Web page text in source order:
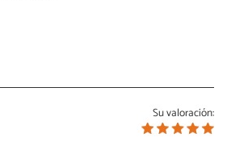
Su valoración: